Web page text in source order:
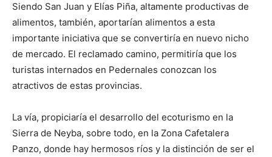
Siendo San Juan y Elías Piña, altamente productivas de
alimentos, también, aportarían alimentos a esta
importante iniciativa que se convertiría en nuevo nicho
de mercado. El reclamado camino, permitiría que los
turistas internados en Pedernales conozcan los
atractivos de estas provincias.
La vía, propiciaría el desarrollo del ecoturismo en la
Sierra de Neyba, sobre todo, en la Zona Cafetalera
Panzo, donde hay hermosos ríos y la distinción de ser el